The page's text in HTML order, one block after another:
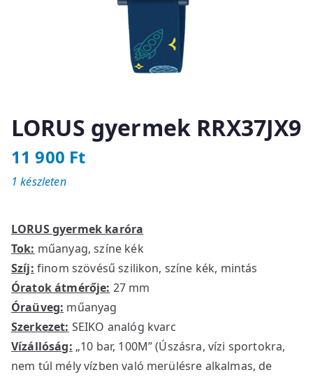
LORUS gyermek RRX37JX9
11 900 Ft
LORUS gyermek karóra
Tok: műanyag, színe kék
Szíj: finom szövésű szilikon, színe kék, mintás
Óratok átmérője: 27 mm
Óraüveg: műanyag
Szerkezet: SEIKO analóg kvarc
Vízállóság: „10 bar, 100M” (Úszásra, vízi sportokra,
nem túl mély vízben való merülésre alkalmas, de
1 készleten